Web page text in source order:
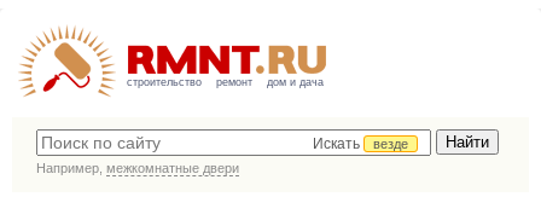
строительство ремонт дом и дача
Искать
везде
Например, межкомнатные двери